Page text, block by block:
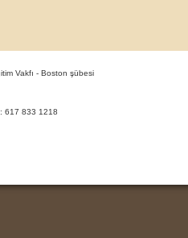
Vakfı - Boston şübesi
617 833 1218